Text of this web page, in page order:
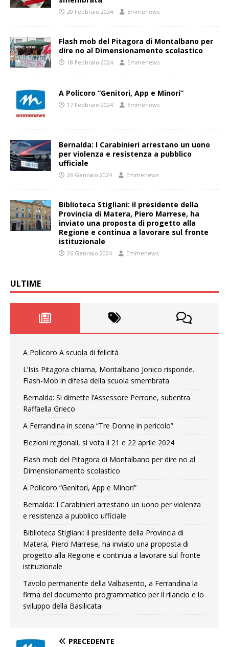
20 Febbraio 2024 Emmenews
Flash mob del Pitagora di Montalbano per
dire no al Dimensionamento scolastico
18 Febbraio 2024 Emmenews
A Policoro “Genitori, App e Minori”
17 Febbraio 2024 Emmenews
Bernalda: I Carabinieri arrestano un uono
per violenza e resistenza a pubblico
ufficiale
26 Gennaio 2024 Emmenews
Biblioteca Stigliani: il presidente della
Provincia di Matera, Piero Marrese, ha
inviato una proposta di progetto alla
Regione e continua a lavorare sul fronte
istituzionale
26 Gennaio 2024 Emmenews
ULTIME
A Policoro A scuola di felicità
L’Isis Pitagora chiama, Montalbano Jonico risponde.
Flash-Mob in difesa della scuola smembrata
Bernalda: Si dimette l’Assessore Perrone, subentra
Raffaella Grieco
A Ferrandina in scena “Tre Donne in pericolo”
Elezioni regionali, si vota il 21 e 22 aprile 2024
Flash mob del Pitagora di Montalbano per dire no al
Dimensionamento scolastico
A Policoro “Genitori, App e Minori”
Bernalda: I Carabinieri arrestano un uono per violenza
e resistenza a pubblico ufficiale
Biblioteca Stigliani: il presidente della Provincia di
Matera, Piero Marrese, ha inviato una proposta di
progetto alla Regione e continua a lavorare sul fronte
istituzionale
Tavolo permanente della Valbasento, a Ferrandina la
firma del documento programmatico per il rilancio e lo
sviluppo della Basilicata
PRECEDENTE